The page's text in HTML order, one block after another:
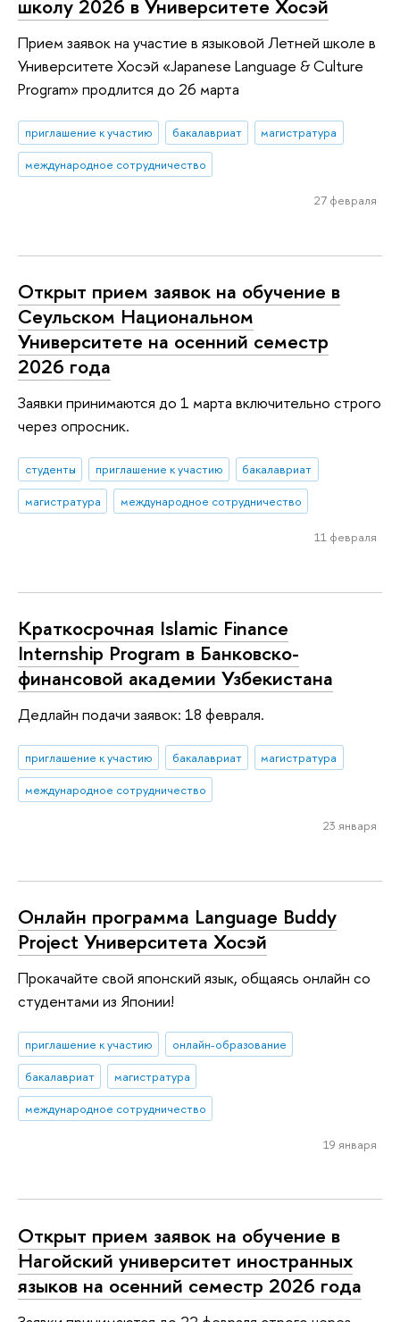
школу 2026 в Университете Хосэй
Прием заявок на участие в языковой Летней школе в
Университете Хосэй «Japanese Language & Culture
Program» продлится до 26 марта
приглашение к участию бакалавриат
магистратура
международное сотрудничество
27 февраля
Открыт прием заявок на обучение в
Сеульском Национальном
Университете на осенний семестр
2026 года
Заявки принимаются до 1 марта включительно строго
через опросник.
студенты приглашение к участию
бакалавриат
магистратура
международное сотрудничество
11 февраля
Краткосрочная Islamic Finance
Internship Program в Банковско-
финансовой академии Узбекистана
Дедлайн подачи заявок: 18 февраля.
приглашение к участию бакалавриат
магистратура
международное сотрудничество
23 января
Онлайн программа Language Buddy
Project Университета Хосэй
Прокачайте свой японский язык, общаясь онлайн со
студентами из Японии!
приглашение к участию
онлайн-образование
бакалавриат
магистратура
международное сотрудничество
19 января
Открыт прием заявок на обучение в
Нагойский университет иностранных
языков на осенний семестр 2026 года